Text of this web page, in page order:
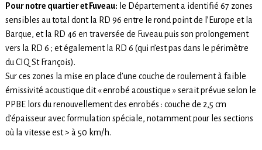
Pour notre quartier et Fuveau: le Département a identifié 67 zones
sensibles au total dont la RD 96 entre le rond point de l’Europe et la
Barque, et la RD 46 en traversée de Fuveau puis son prolongement
vers la RD 6 ; et également la RD 6 (qui n’est pas dans le périmètre
du CIQ St François).
Sur ces zones la mise en place d’une couche de roulement à faible
émissivité acoustique dit « enrobé acoustique » serait prévue selon le
PPBE lors du renouvellement des enrobés : couche de 2,5 cm
d’épaisseur avec formulation spéciale, notamment pour les sections
où la vitesse est > à 50 km/h.